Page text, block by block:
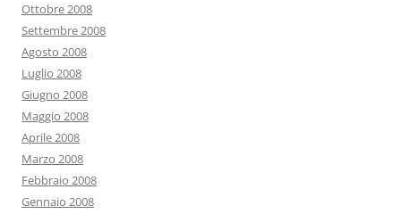
Ottobre 2008
Settembre 2008
Agosto 2008
Luglio 2008
Giugno 2008
Maggio 2008
Aprile 2008
Marzo 2008
Febbraio 2008
Gennaio 2008